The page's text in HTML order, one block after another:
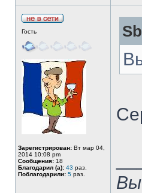
Гость
Зарегистрирован: Вт мар 04,
2014 10:08 pm
Сообщения: 18
Благодарил (а): 43 раз.
Поблагодарили: 5 раз.